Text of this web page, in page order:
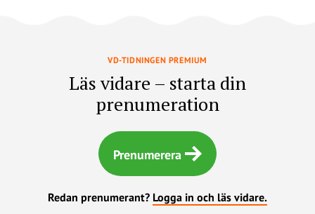
VD-TIDNINGEN PREMIUM
Läs vidare – starta din
prenumeration
Prenumerera
Redan prenumerant? Logga in och läs vidare.